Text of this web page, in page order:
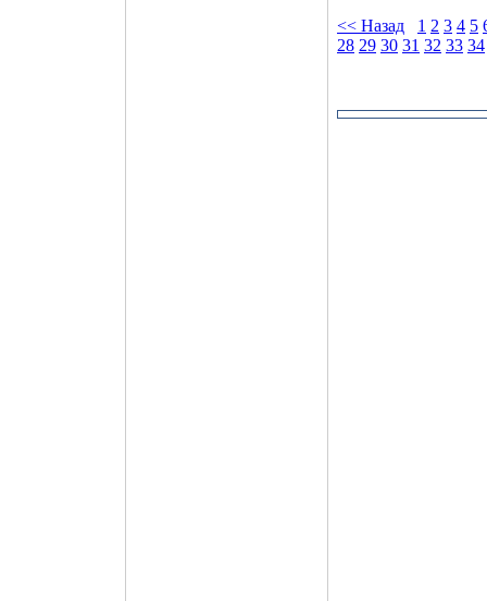
<< Назад
1 2 3 4 5
28 29 30 31 32 33 34